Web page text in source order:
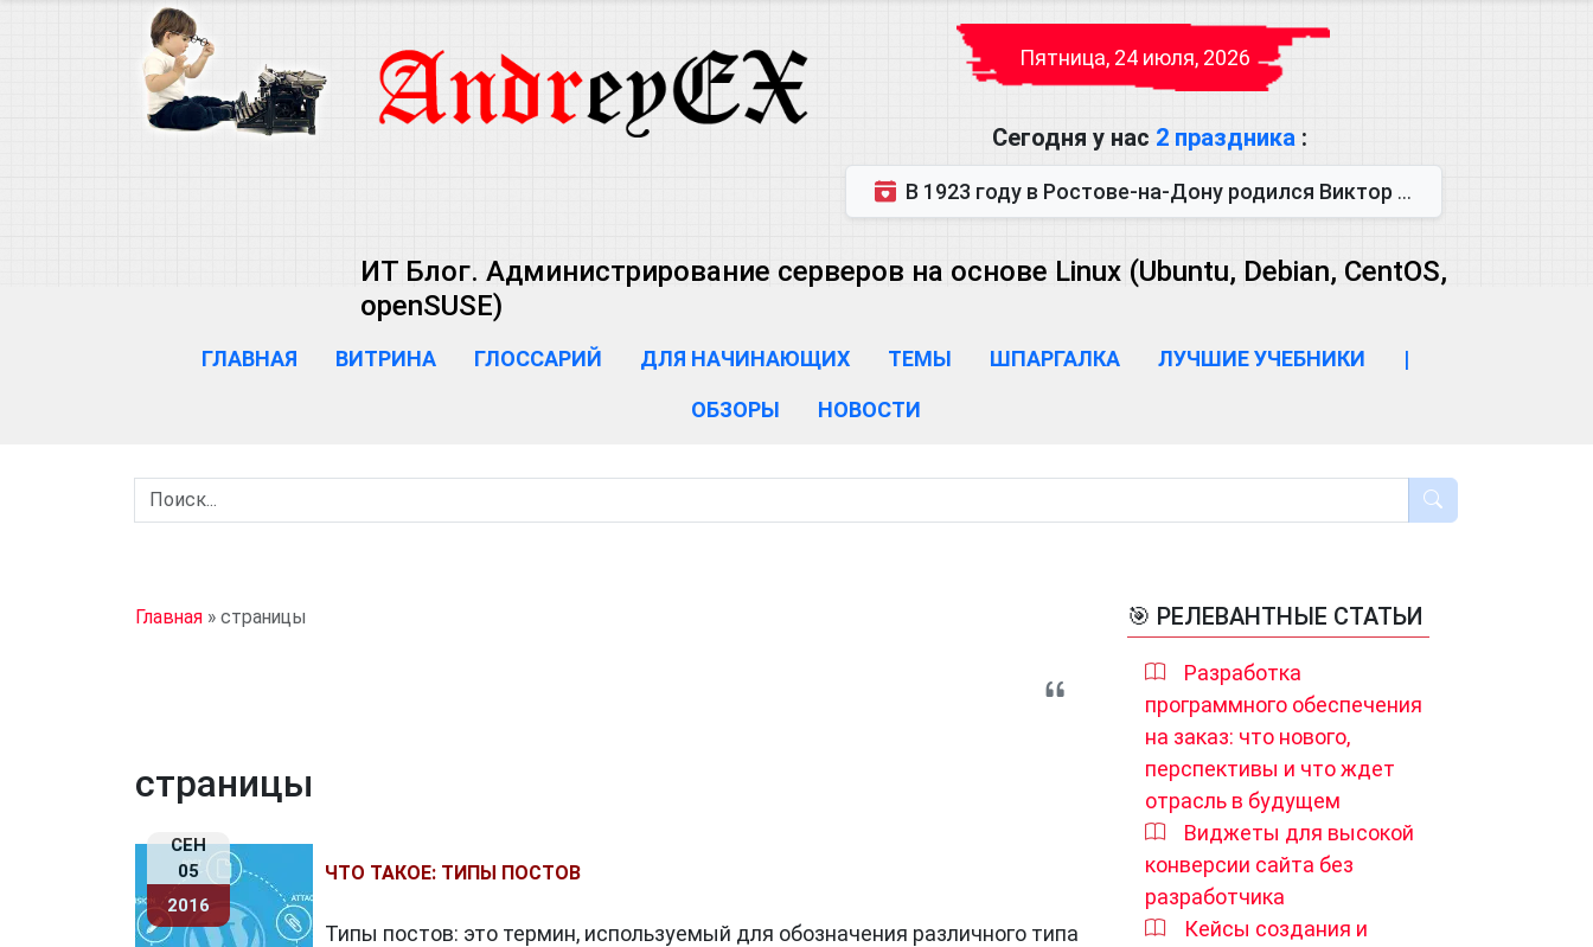
Пятница, 24 июля, 2026
Сегодня у нас 2 праздника :
В 1923 году в Ростове-на-Дону родился Виктор Михайлович Глушков. Под руководством Виктора Михайло...
ИТ Блог. Администрирование серверов на основе Linux (Ubuntu, Debian, CentOS,
openSUSE)
ГЛАВНАЯ ВИТРИНА ГЛОССАРИЙ ДЛЯ НАЧИНАЮЩИХ ТЕМЫ ШПАРГАЛКА ЛУЧШИЕ УЧЕБНИКИ |
ОБЗОРЫ НОВОСТИ
Главная » страницы
страницы
СЕН
05
2016
ЧТО ТАКОЕ: ТИПЫ ПОСТОВ
Типы постов: это термин, используемый для обозначения различного типа
🎯 РЕЛЕВАНТНЫЕ СТАТЬИ
Разработка
программного обеспечения
на заказ: что нового,
перспективы и что ждет
отрасль в будущем
Виджеты для высокой
конверсии сайта без
разработчика
Кейсы создания и